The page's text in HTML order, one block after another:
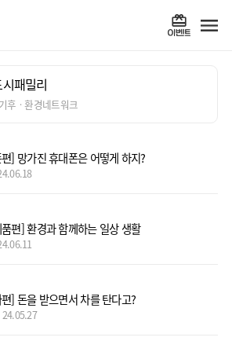
패밀리
후ㆍ환경네트워크
] 망가진 휴대폰은 어떻게 하지?
편] 환경과 함께하는 일상 생활
] 돈을 받으면서 차를 탄다고?
24.05.27